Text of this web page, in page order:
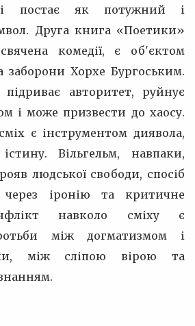
постає як потужний і
Друга книга «Поетики»
комедії, є об'єктом
заборони Хорхе Бургоським.
авторитет, руйнує
і може призвести до хаосу.
є інструментом диявола,
Вільгельм, навпаки,
людської свободи, спосіб
через іронію та критичне
навколо сміху є
між догматизмом і
між сліпою вірою та